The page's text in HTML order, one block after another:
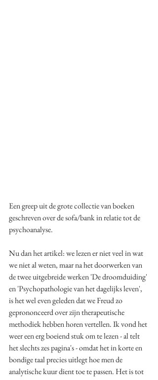
Een greep uit de grote collectie van boeken
geschreven over de sofa/bank in relatie tot de
psychoanalyse.
Nu dan het artikel: we lezen er niet veel in wat
we niet al weten, maar na het doorwerken van
de twee uitgebreide werken 'De droomduiding'
en 'Psychopathologie van het dagelijks leven',
is het wel even geleden dat we Freud zo
geprononceerd over zijn therapeutische
methodiek hebben horen vertellen. Ik vond het
weer een erg boeiend stuk om te lezen - al telt
het slechts zes pagina's - omdat het in korte en
bondige taal precies uitlegt hoe men de
analytische kuur dient toe te passen. Het is tot